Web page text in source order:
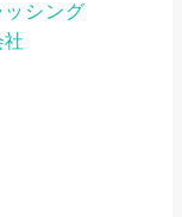
ッシング